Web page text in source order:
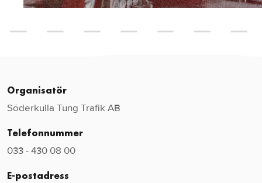
Organisatör
Söderkulla Tung Trafik AB
Telefonnummer
033 - 430 08 00
E-postadress